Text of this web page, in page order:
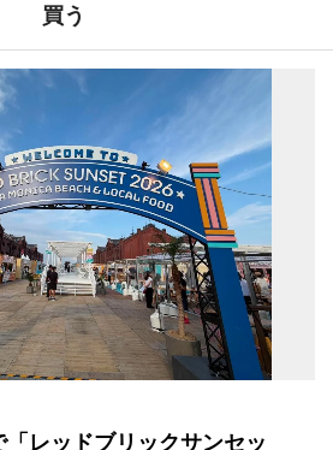
買う
レッドブリックサンセッ